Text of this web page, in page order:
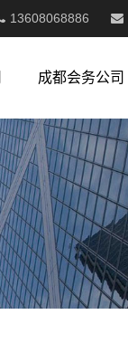
13608068886
成都会务公司